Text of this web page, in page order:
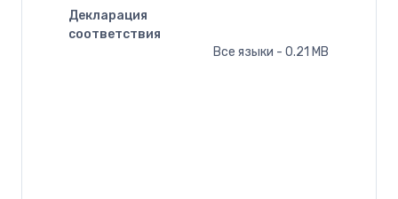
Декларация
соответствия
Все языки - 0.21 MB